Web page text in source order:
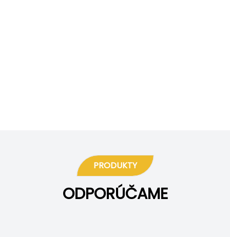
PRODUKTY
ODPORÚČAME